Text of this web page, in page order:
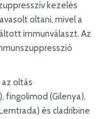
kezelés
oltani, mivel a
immunválaszt. Az
oltás
fingolimod (Gilenya),
és cladribine